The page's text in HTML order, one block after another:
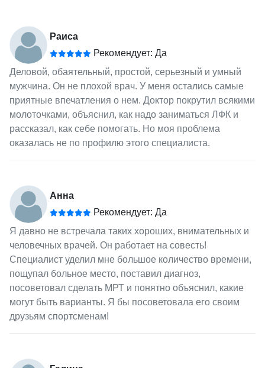
Раиса
Рекомендует: Да
Деловой, обаятельный, простой, серьезный и умный
мужчина. Он не плохой врач. У меня остались самые
приятные впечатления о нем. Доктор покрутил всякими
молоточками, объяснил, как надо заниматься ЛФК и
рассказал, как себе помогать. Но моя проблема
оказалась не по профилю этого специалиста.
Анна
Рекомендует: Да
Я давно не встречала таких хороших, внимательных и
человечных врачей. Он работает на совесть!
Специалист уделил мне большое количество времени,
пощупал больное место, поставил диагноз,
посоветовал сделать МРТ и понятно объяснил, какие
могут быть варианты. Я бы посоветовала его своим
друзьям спортсменам!